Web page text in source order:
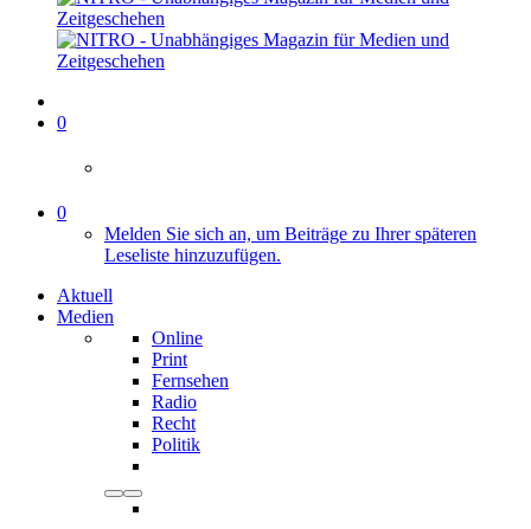
0
0
Melden Sie sich an, um Beiträge zu Ihrer späteren
Leseliste hinzuzufügen.
Aktuell
Medien
Online
Print
Fernsehen
Radio
Recht
Politik